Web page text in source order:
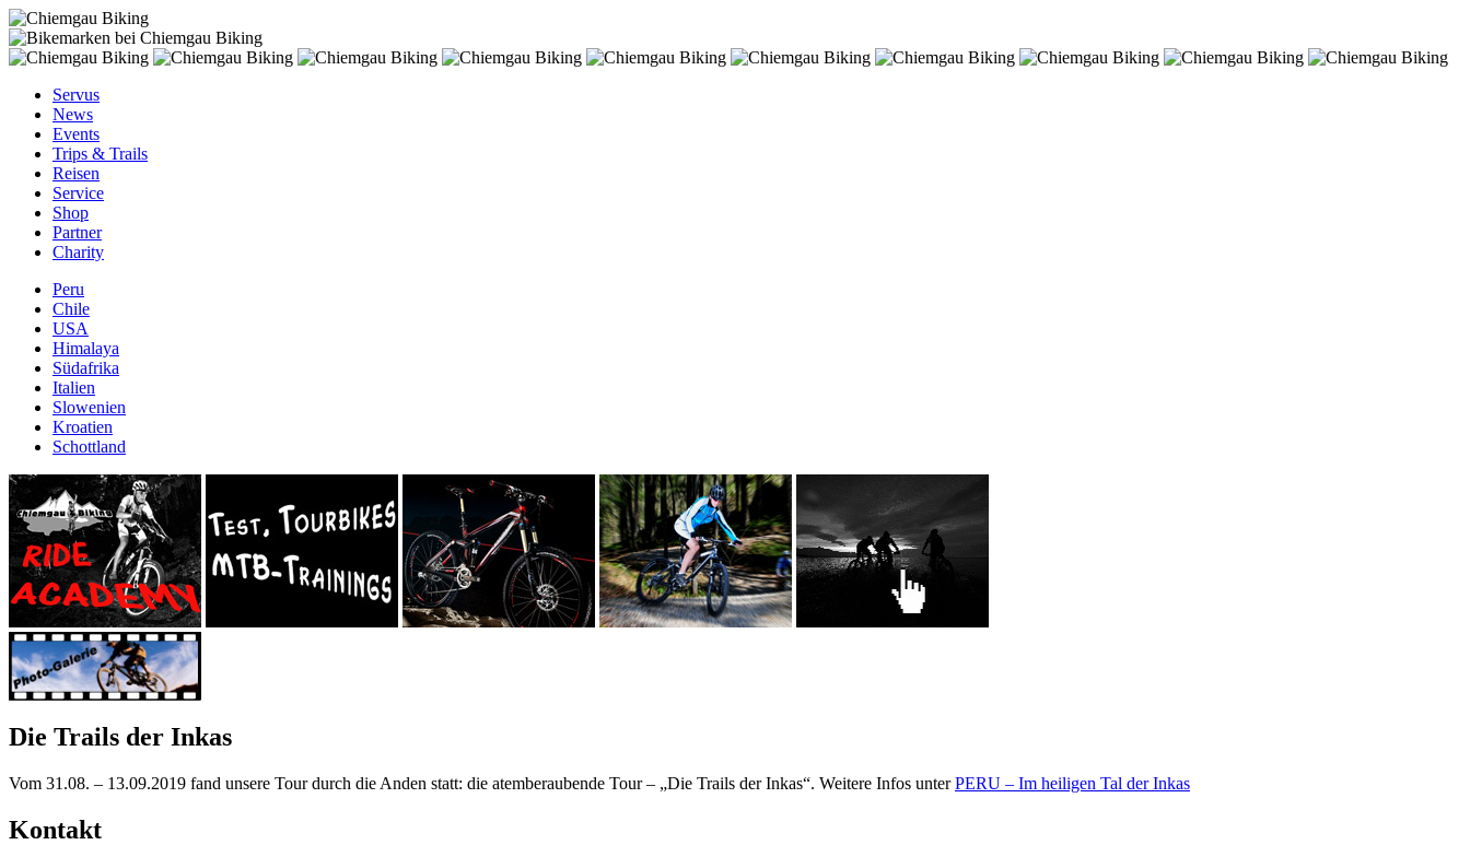
Servus
News
Events
Trips & Trails
Reisen
Service
Shop
Partner
Charity
Peru
Chile
USA
Himalaya
Südafrika
Italien
Slowenien
Kroatien
Schottland
Die Trails der Inkas
Vom 31.08. – 13.09.2019 fand unsere Tour durch die Anden statt: die atemberaubende Tour – „Die Trails der Inkas“. Weitere Infos unterPERU – Im heiligen Tal der Inkas
Kontakt